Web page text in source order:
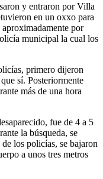
y entraron por Villa
en un oxxo para
por
municipal la cual los
primero dijeron
sí. Posteriormente
más de una hora
fue de 4 a 5
la búsqueda, se
los policías, se bajaron
a unos tres metros